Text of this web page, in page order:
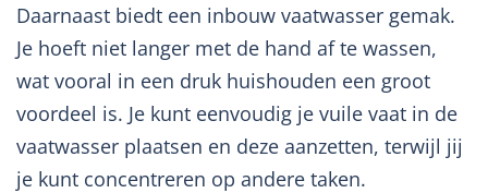
Daarnaast biedt een inbouw vaatwasser gemak.
Je hoeft niet langer met de hand af te wassen,
wat vooral in een druk huishouden een groot
voordeel is. Je kunt eenvoudig je vuile vaat in de
vaatwasser plaatsen en deze aanzetten, terwijl jij
je kunt concentreren op andere taken.